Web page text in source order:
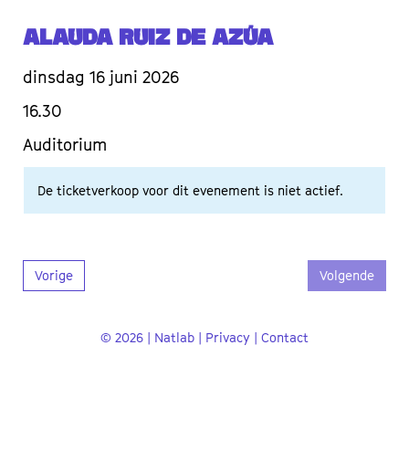
Alauda Ruiz de Azúa
dinsdag 16 juni 2026
16.30
Auditorium
De ticketverkoop voor dit evenement is niet actief.
Vorige Volgende
© 2026 | Natlab | Privacy | Contact